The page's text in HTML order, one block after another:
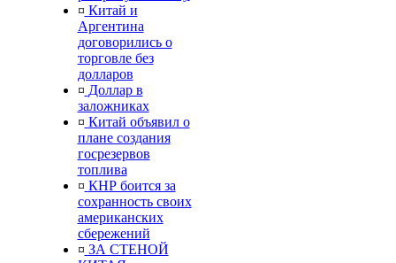
¤ Китай и
Аргентина
договорились о
торговле без
долларов
¤ Доллар в
заложниках
¤ Китай объявил о
плане создания
госрезервов
топлива
¤ КНР боится за
сохранность своих
американских
сбережений
¤ ЗА СТЕНОЙ